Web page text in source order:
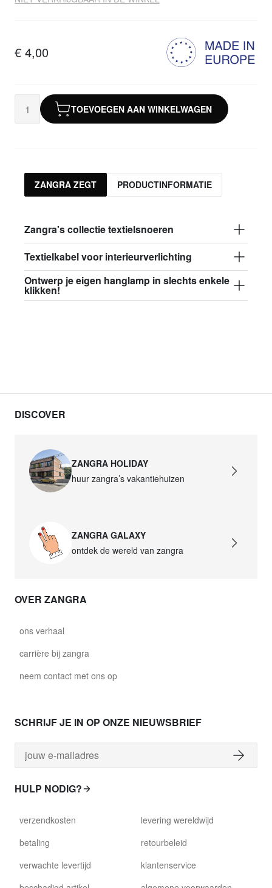
€ 4,00
TOEVOEGEN AAN WINKELWAGEN
ZANGRA ZEGT PRODUCTINFORMATIE
Zangra's collectie textielsnoeren
Textielkabel voor interieurverlichting
Ontwerp je eigen hanglamp in slechts enkele
klikken!
DISCOVER
ZANGRA HOLIDAY
huur zangra’s vakantiehuizen
ZANGRA GALAXY
ontdek de wereld van zangra
OVER ZANGRA
ons verhaal
carrière bij zangra
neem contact met ons op
SCHRIJF JE IN OP ONZE NIEUWSBRIEF
HULP NODIG?
verzendkosten
betaling
verwachte levertijd
levering wereldwijd
retourbeleid
klantenservice